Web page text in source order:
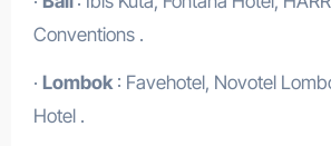
Conventions .
· Lombok: Favehotel, Novotel
Hotel .